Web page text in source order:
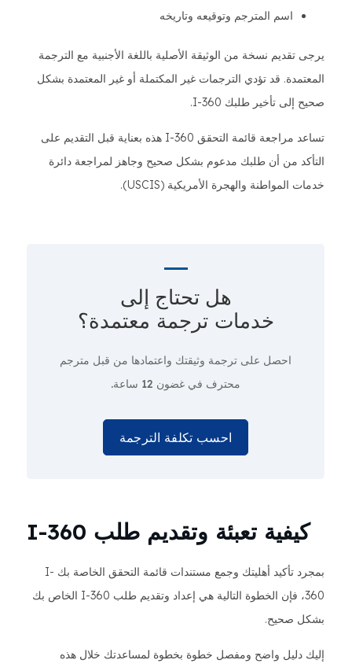
اسم المترجم وتوقيعه وتاريخه
يرجى تقديم نسخة من الوثيقة الأصلية باللغة الأجنبية مع الترجمة
المعتمدة. قد تؤدي الترجمات غير المكتملة أو غير المعتمدة بشكل
صحيح إلى تأخير طلبك I-360.
تساعد مراجعة قائمة التحقق I-360 هذه بعناية قبل التقديم على
التأكد من أن طلبك مدعوم بشكل صحيح وجاهز لمراجعة دائرة
خدمات المواطنة والهجرة الأمريكية (USCIS).
هل تحتاج إلى
خدمات ترجمة معتمدة؟
احصل على ترجمة وثيقتك واعتمادها من قبل مترجم
محترف في غضون 12 ساعة.
احسب تكلفة الترجمة
كيفية تعبئة وتقديم طلب I-360
بمجرد تأكيد أهليتك وجمع مستندات قائمة التحقق الخاصة بك I-
360، فإن الخطوة التالية هي إعداد وتقديم طلب I-360 الخاص بك
بشكل صحيح.
إليك دليل واضح ومفصل خطوة بخطوة لمساعدتك خلال هذه